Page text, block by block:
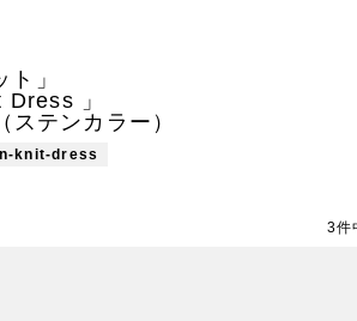
ト」
Dress 」
テンカラー）
knit-dress
3件